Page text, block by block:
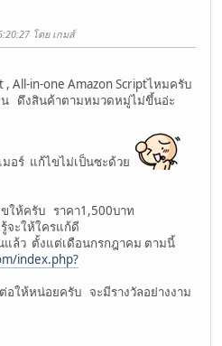
โดย เกมส์
, All-in-one Amazon Scriptไหมครับ
ดึงสินค้าตามหมวดหมู่ไม่ขึ้นอ่ะ
มอร์ แก้ไขไม่เป็นซะด้วย
ให้ครับ ราคา1,500บาท
จะให้ใครแก้ดี
ล้ว ตั้งแต่เดือนกรกฎาคม ตามนี้
index.php?
ให้หน่อยครับ จะมีรางวัลอย่างงาม